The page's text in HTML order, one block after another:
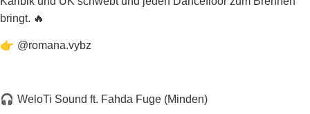
bringt. 🔥
👉 @romana.vybz
🎧 WeloTi Sound ft. Fahda Fuge (Minden)